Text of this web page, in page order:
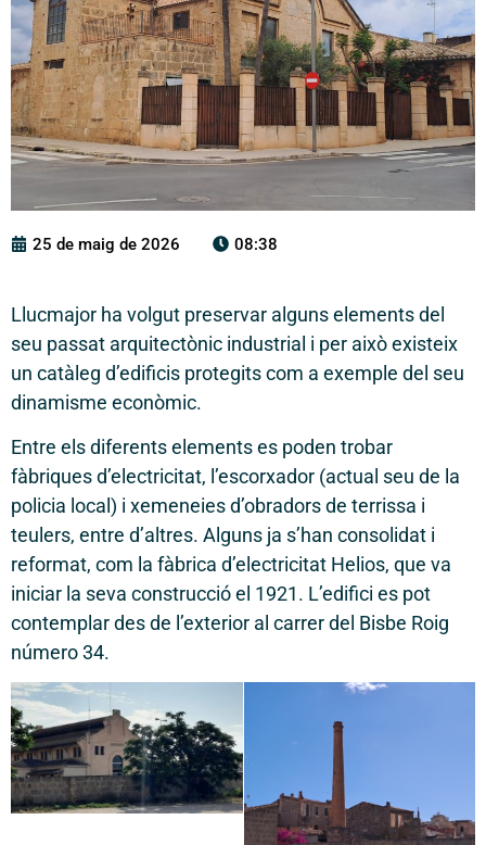
25 de maig de 2026 08:38
Llucmajor ha volgut preservar alguns elements del
seu passat arquitectònic industrial i per això existeix
un catàleg d’edificis protegits com a exemple del seu
dinamisme econòmic.
Entre els diferents elements es poden trobar
fàbriques d’electricitat, l’escorxador (actual seu de la
policia local) i xemeneies d’obradors de terrissa i
teulers, entre d’altres. Alguns ja s’han consolidat i
reformat, com la fàbrica d’electricitat Helios, que va
iniciar la seva construcció el 1921. L’edifici es pot
contemplar des de l’exterior al carrer del Bisbe Roig
número 34.